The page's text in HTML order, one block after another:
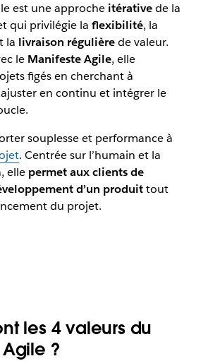
est une approche itérativede la
qui privilégie la flexibilité, la
la livraison régulièrede valeur.
le Manifeste Agile, elle
figés en cherchant à
en continu et intégrer le
souplesse et performance à
. Centrée sur l’humain et la
elle permet aux clients de
d’un produittout
du projet.
les 4 valeurs du
?